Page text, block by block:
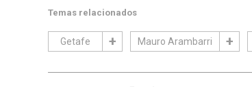
Temas relacionados
Getafe Mauro Arambarri